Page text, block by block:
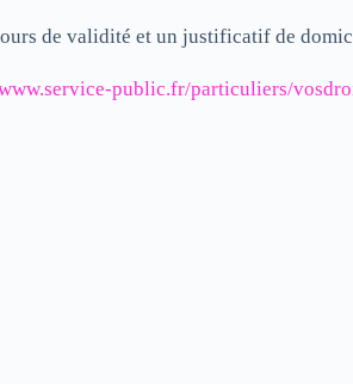
de validité et un justificatif de
public.fr/particuliers/